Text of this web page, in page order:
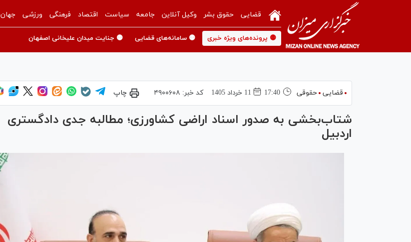
قضایی حقوق بشر وکیل آنلاین جامعه سیاست اقتصاد فرهنگی ورزشی جهان
🟡 پرونده‌های ویژه خبری 🟡 سامانه‌های قضایی 🟡 جنایت میدان علیخانی اصفهان
قضایی حقوقی 17:40 11 خرداد 1405 کد خبر: ۴۹۰۰۶۰۸ چاپ
شتاب‌بخشی به صدور اسناد اراضی کشاورزی؛ مطالبه جدی دادگستری
اردبیل